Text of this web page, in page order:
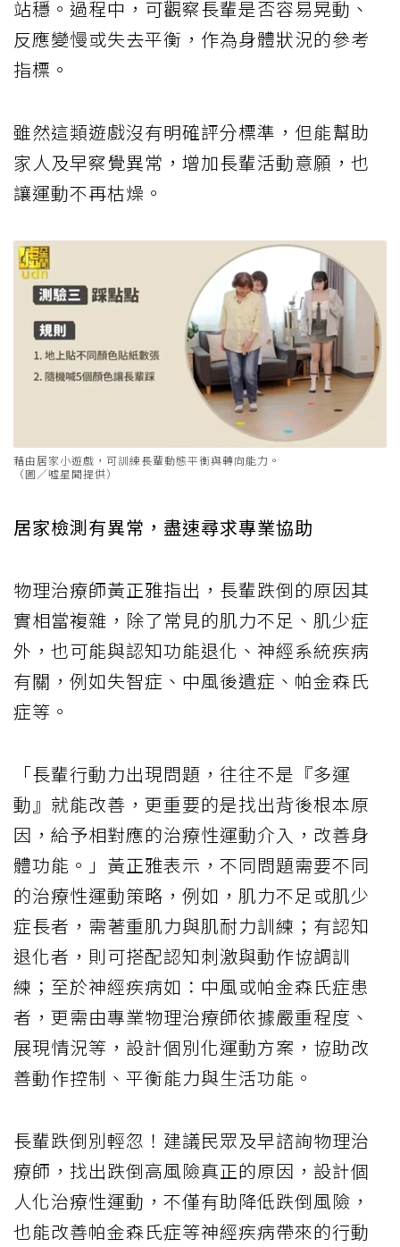
站穩。過程中，可觀察長輩是否容易晃動、
反應變慢或失去平衡，作為身體狀況的參考
指標。
雖然這類遊戲沒有明確評分標準，但能幫助
家人及早察覺異常，增加長輩活動意願，也
讓運動不再枯燥。
藉由居家小遊戲，可訓練長輩動態平衡與轉向能力。
（圖／噓星聞提供）
居家檢測有異常，盡速尋求專業協助
物理治療師黃正雅指出，長輩跌倒的原因其
實相當複雜，除了常見的肌力不足、肌少症
外，也可能與認知功能退化、神經系統疾病
有關，例如失智症、中風後遺症、帕金森氏
症等。
「長輩行動力出現問題，往往不是『多運
動』就能改善，更重要的是找出背後根本原
因，給予相對應的治療性運動介入，改善身
體功能。」黃正雅表示，不同問題需要不同
的治療性運動策略，例如，肌力不足或肌少
症長者，需著重肌力與肌耐力訓練；有認知
退化者，則可搭配認知刺激與動作協調訓
練；至於神經疾病如：中風或帕金森氏症患
者，更需由專業物理治療師依據嚴重程度、
展現情況等，設計個別化運動方案，協助改
善動作控制、平衡能力與生活功能。
長輩跌倒別輕忽！建議民眾及早諮詢物理治
療師，找出跌倒高風險真正的原因，設計個
人化治療性運動，不僅有助降低跌倒風險，
也能改善帕金森氏症等神經疾病帶來的行動